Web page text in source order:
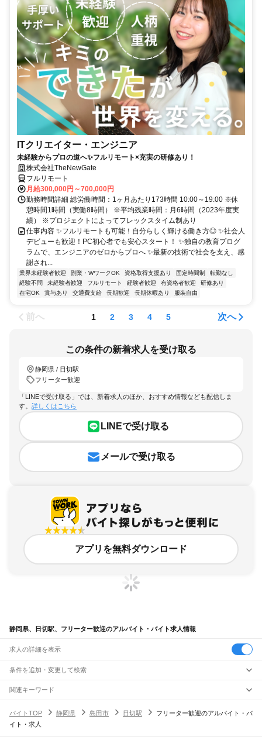
ITクリエイター・エンジニア
未経験からプロの道へ✨フルリモート×充実の研修あり！
株式会社TheNewGate
フルリモート
月給300,000円～700,000円
勤務時間詳細 総労働時間：1ヶ月あたり173時間 10:00～19:00 ※休
憩時間1時間（実働8時間） ※平均残業時間：月6時間（2023年度実
績） ※プロジェクトによってフレックスタイム制あり
仕事内容 ✨フルリモートも可能！自分らしく輝ける働き方◎ ✨社会人
デビューも歓迎！PC初心者でも安心スタート！ ✨独自の教育プログ
ラムで、エンジニアのゼロからプロへ ✨最新の技術で社会を支え、感
謝され...
業界未経験者歓迎 副業・WワークOK 資格取得支援あり 固定時間制
転勤なし
経験不問
未経験者歓迎 フルリモート 経験者歓迎 有資格者歓迎
研修あり
在宅OK
賞与あり 交通費支給 長期歓迎 長期休暇あり 服装自由
前へ 1 2 3 4 5 次へ
この条件の新着求人を受け取る
静岡県 / 日切駅
フリーター歓迎
「LINEで受け取る」では、新着求人のほか、おすすめ情報なども配信しま
す。 詳しくはこちら
LINEで受け取る
メールで受け取る
アプリを無料ダウンロード
静岡県、日切駅、フリーター歓迎のアルバイト・バイト求人情報
求人の詳細を表示
条件を追加・変更して検索
市区町村を追加・変更
静岡県すべて
静岡市
駅を追加・変更
職種を追加・変更
関連キーワード
バイトTOP
静岡県 島田市 日切駅
フリーター歓迎のアルバイト・バ
イト・求人